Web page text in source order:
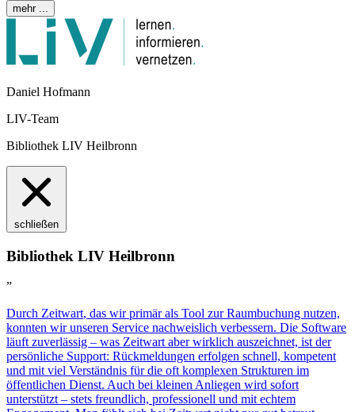
mehr ...
Daniel Hofmann
LIV-Team
Bibliothek LIV Heilbronn
schließen
Bibliothek LIV Heilbronn
”
Durch Zeitwart, das wir primär als Tool zur Raumbuchung nutzen,
konnten wir unseren Service nachweislich verbessern. Die Software
läuft zuverlässig – was Zeitwart aber wirklich auszeichnet, ist der
persönliche Support: Rückmeldungen erfolgen schnell, kompetent
und mit viel Verständnis für die oft komplexen Strukturen im
öffentlichen Dienst. Auch bei kleinen Anliegen wird sofort
unterstützt – stets freundlich, professionell und mit echtem